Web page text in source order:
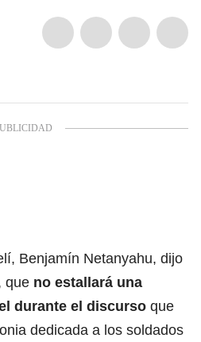
Benjamín Netanyahu, dijo
que no estallará una
durante el discurso que
dedicada a los soldados